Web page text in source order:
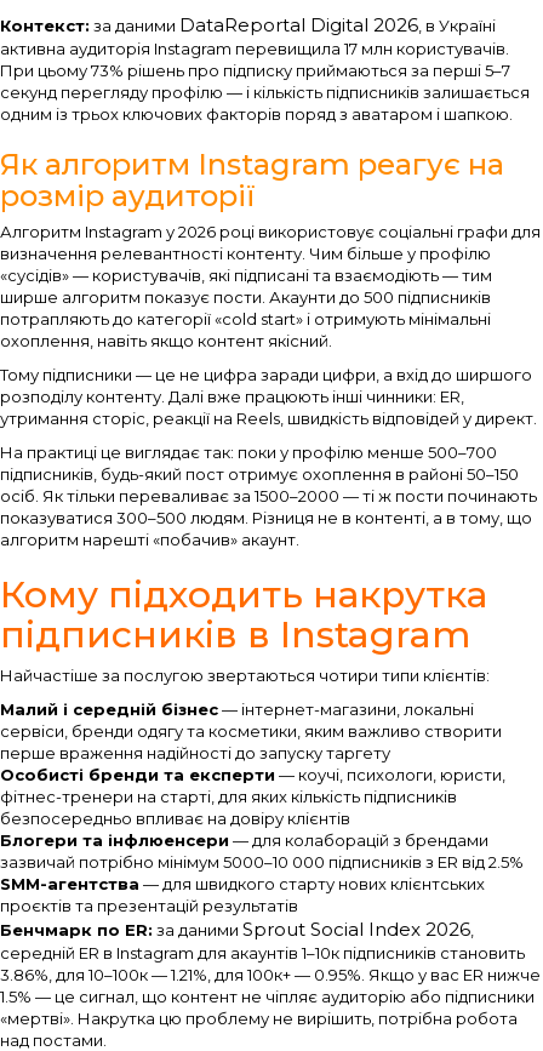
Контекст: за даними DataReportal Digital 2026 , в Україні
активна аудиторія Instagram перевищила 17 млн користувачів.
При цьому 73% рішень про підписку приймаються за перші 5–7
секунд перегляду профілю — і кількість підписників залишається
одним із трьох ключових факторів поряд з аватаром і шапкою.
Як алгоритм Instagram реагує на
розмір аудиторії
Алгоритм Instagram у 2026 році використовує соціальні графи для
визначення релевантності контенту. Чим більше у профілю
«сусідів» — користувачів, які підписані та взаємодіють — тим
ширше алгоритм показує пости. Акаунти до 500 підписників
потрапляють до категорії «cold start» і отримують мінімальні
охоплення, навіть якщо контент якісний.
Тому підписники — це не цифра заради цифри, а вхід до ширшого
розподілу контенту. Далі вже працюють інші чинники: ER,
утримання сторіс, реакції на Reels, швидкість відповідей у директ.
На практиці це виглядає так: поки у профілю менше 500–700
підписників, будь-який пост отримує охоплення в районі 50–150
осіб. Як тільки переваливає за 1500–2000 — ті ж пости починають
показуватися 300–500 людям. Різниця не в контенті, а в тому, що
алгоритм нарешті «побачив» акаунт.
Кому підходить накрутка
підписників в Instagram
Найчастіше за послугою звертаються чотири типи клієнтів:
Малий і середній бізнес— інтернет-магазини, локальні
сервіси, бренди одягу та косметики, яким важливо створити
перше враження надійності до запуску таргету
Особисті бренди та експерти — коучі, психологи, юристи,
фітнес-тренери на старті, для яких кількість підписників
безпосередньо впливає на довіру клієнтів
Блогери та інфлюенсери — для колаборацій з брендами
зазвичай потрібно мінімум 5000–10 000 підписників з ER від 2.5%
SMM-агентства — для швидкого старту нових клієнтських
проєктів та презентацій результатів
Бенчмарк по ER: за даними Sprout Social Index 2026
середній ER в Instagram для акаунтів 1–10к підписників становить
3.86%, для 10–100к — 1.21%, для 100к+ — 0.95%. Якщо у вас ER нижче
1.5% — це сигнал, що контент не чіпляє аудиторію або підписники
«мертві». Накрутка цю проблему не вирішить, потрібна робота
над постами.